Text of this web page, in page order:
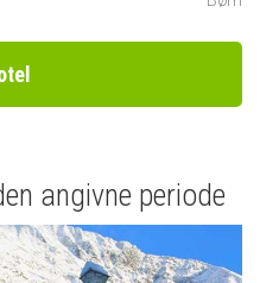
angivne periode